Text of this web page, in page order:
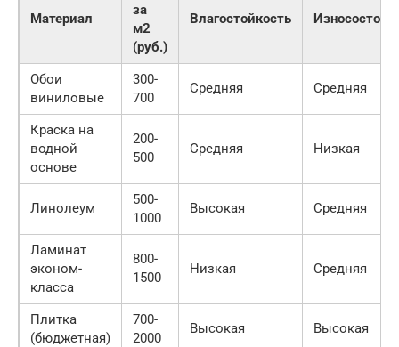
Материал
за
м2
(руб.)
Влагостойкость
Обои
виниловые
300-
700
Средняя Средняя
Краска на
водной
основе
200-
500
Средняя Низкая
Линолеум
500-
1000
Высокая Средняя
Ламинат
эконом-
класса
800-
1500
Низкая Средняя
Плитка
(бюджетная)
700-
2000
Высокая Высокая